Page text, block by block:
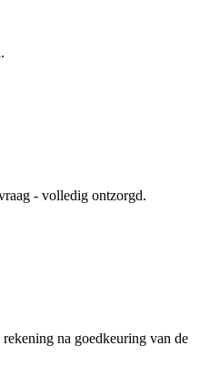
- volledig ontzorgd.
na goedkeuring van de